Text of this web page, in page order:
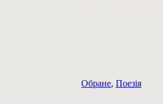
Обране, Поезія